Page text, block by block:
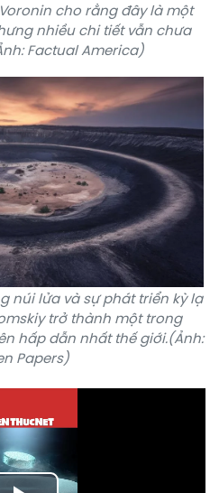
cho rằng đây là một
nhiều chi tiết vẫn chưa
Factual America)
núi lửa và sự phát triển kỳ lạ
trở thành một trong
hấp dẫn nhất thế giới.(Ảnh:
Papers)